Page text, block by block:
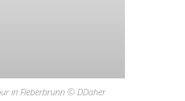
in Fieberbrunn © DDaher